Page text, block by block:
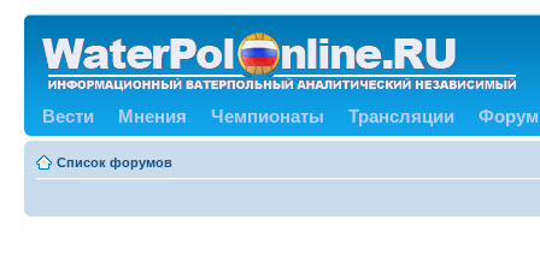
Вести Мнения Чемпионаты Трансляции Форум
Список форумов